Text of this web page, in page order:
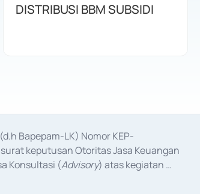
DISTRIBUSI BBM SUBSIDI
Bapepam-LK) Nomor KEP-
keputusan Otoritas Jasa Keuangan
Konsultasi (Advisory) atas kegiatan